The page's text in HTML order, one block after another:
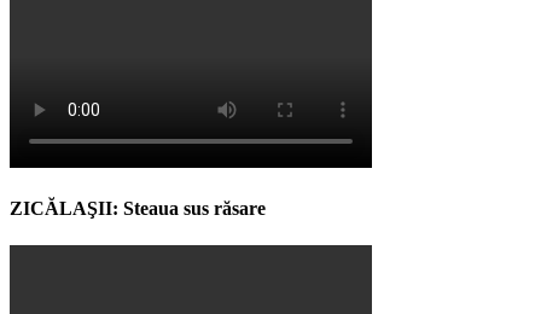
ZICĂLAŞII: Steaua sus răsare